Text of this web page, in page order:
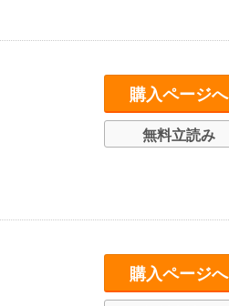
購入ページへ
無料立読み
購入ページへ